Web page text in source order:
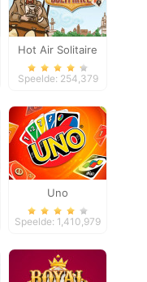
Hot Air Solitaire
Speelde: 254,379
Uno
Speelde: 1,410,979